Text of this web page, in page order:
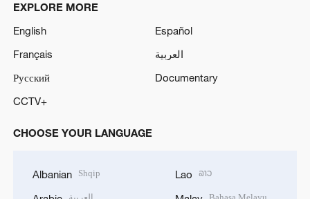
EXPLORE MORE
English
Español
Français
العربية
Русский
Documentary
CCTV+
CHOOSE YOUR LANGUAGE
Albanian Shqip Lao ລາວ